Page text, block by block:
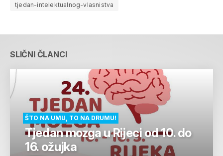
tjedan-intelektualnog-vlasnistva
SLIČNI ČLANCI
ŠTO NA UMU, TO NA DRUMU!
Tjedan mozga u Rijeci od 10. do
16. ožujka